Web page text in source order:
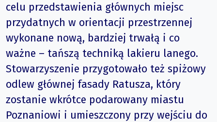
celu przedstawienia głównych miejsc
przydatnych w orientacji przestrzennej
wykonane nową, bardziej trwałą i co
ważne – tańszą techniką lakieru lanego.
Stowarzyszenie przygotowało też spiżowy
odlew głównej fasady Ratusza, który
zostanie wkrótce podarowany miastu
Poznaniowi i umieszczony przy wejściu do